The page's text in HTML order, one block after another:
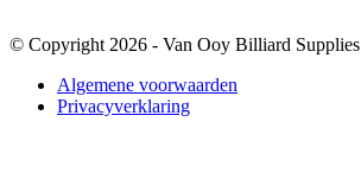
© Copyright 2026 - Van Ooy Billiard Supplies
Algemene voorwaarden
Privacyverklaring